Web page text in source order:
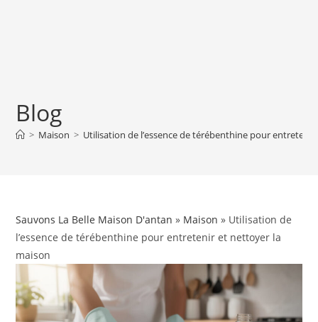
Blog
> Maison > Utilisation de l’essence de térébenthine pour
Sauvons La Belle Maison D'antan » Maison » Utilisation de
l’essence de térébenthine pour entretenir et nettoyer la
maison